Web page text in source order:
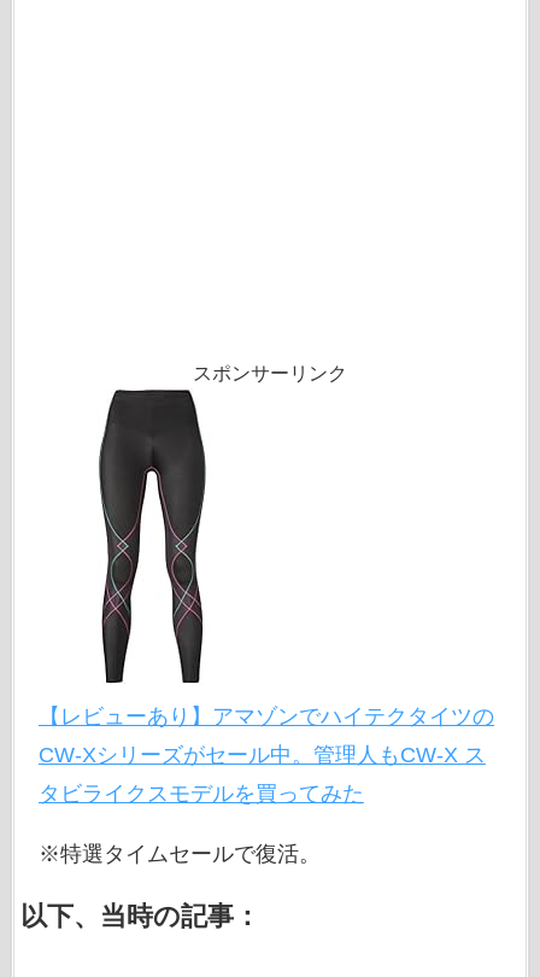
スポンサーリンク
【レビューあり】アマゾンでハイテクタイツの
CW-Xシリーズがセール中。管理人もCW-X ス
タビライクスモデルを買ってみた
※特選タイムセールで復活。
以下、当時の記事：